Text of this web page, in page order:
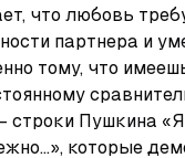
что любовь
партнера и
тому, что
строки Пушкина
которые